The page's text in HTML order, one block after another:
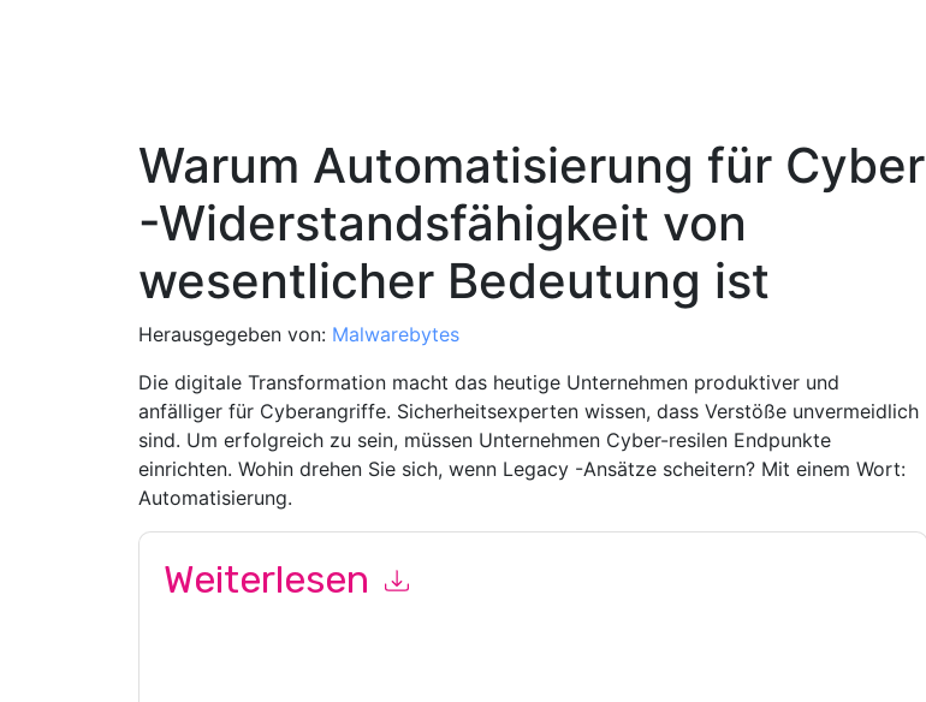
Warum Automatisierung für Cyber
​​-Widerstandsfähigkeit von
wesentlicher Bedeutung ist
Herausgegeben von: Malwarebytes
Die digitale Transformation macht das heutige Unternehmen produktiver und
anfälliger für Cyberangriffe. Sicherheitsexperten wissen, dass Verstöße unvermeidlich
sind. Um erfolgreich zu sein, müssen Unternehmen Cyber-resilen Endpunkte
einrichten. Wohin drehen Sie sich, wenn Legacy -Ansätze scheitern? Mit einem Wort:
Automatisierung.
Weiterlesen